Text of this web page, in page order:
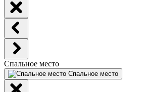
Спальное место
Спальное место